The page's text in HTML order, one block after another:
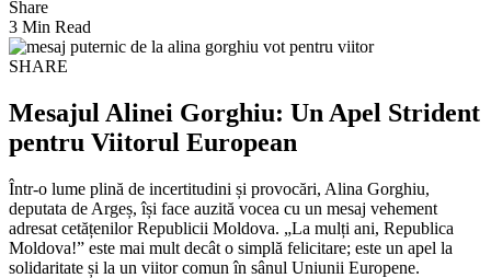
Share
3 Min Read
SHARE
Mesajul Alinei Gorghiu: Un Apel Strident
pentru Viitorul European
Într-o lume plină de incertitudini și provocări, Alina Gorghiu,
deputata de Argeș, își face auzită vocea cu un mesaj vehement
adresat cetățenilor Republicii Moldova. „La mulți ani, Republica
Moldova!” este mai mult decât o simplă felicitare; este un apel la
solidaritate și la un viitor comun în sânul Uniunii Europene.